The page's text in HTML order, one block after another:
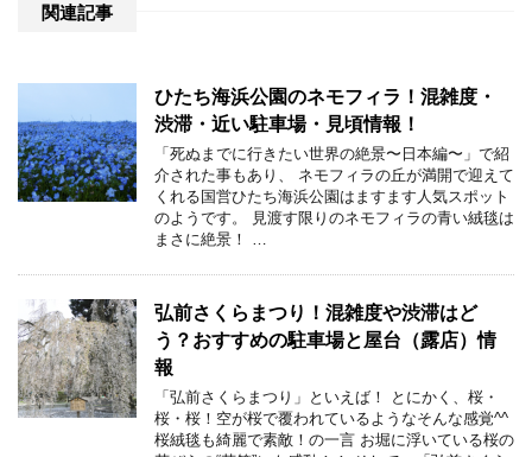
関連記事
ひたち海浜公園のネモフィラ！混雑度・
渋滞・近い駐車場・見頃情報！
「死ぬまでに行きたい世界の絶景〜日本編〜」で紹
介された事もあり、 ネモフィラの丘が満開で迎えて
くれる国営ひたち海浜公園はますます人気スポット
のようです。 見渡す限りのネモフィラの青い絨毯は
まさに絶景！ …
弘前さくらまつり！混雑度や渋滞はど
う？おすすめの駐車場と屋台（露店）情
報
「弘前さくらまつり」といえば！ とにかく、桜・
桜・桜！空が桜で覆われているようなそんな感覚^^
桜絨毯も綺麗で素敵！の一言 お堀に浮いている桜の